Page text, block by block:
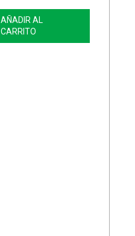
AÑADIR AL
CARRITO